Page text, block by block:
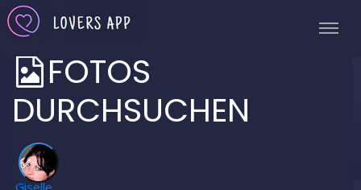
FOTOS
DURCHSUCHEN
✅
Giselle